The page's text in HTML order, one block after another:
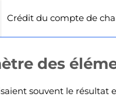
Crédit du compte de
des
souvent le